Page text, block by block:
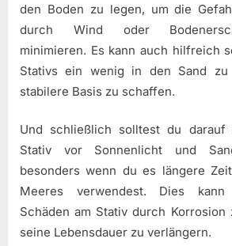
den Boden zu legen, um die
durch Wind oder
minimieren. Es kann auch hilfreich
Stativs ein wenig in den Sand zu
stabilere Basis zu schaffen.
Und schließlich solltest du darauf
Stativ vor Sonnenlicht und
besonders wenn du es längere
Meeres verwendest. Dies kann
Schäden am Stativ durch Korrosion
seine Lebensdauer zu verlängern.